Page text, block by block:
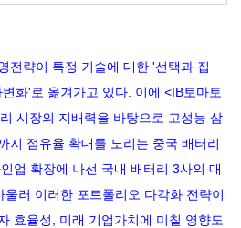
전략이 특정 기술에 대한 '선택과 집
화'로 옮겨가고 있다. 이에 <IB토마토
시장의 지배력을 바탕으로 고성능 삼
지 점유율 확대를 노리는 중국 배터리
업 확장에 나선 국내 배터리 3사의 대
울러 이러한 포트폴리오 다각화 전략이
효율성, 미래 기업가치에 미칠 영향도